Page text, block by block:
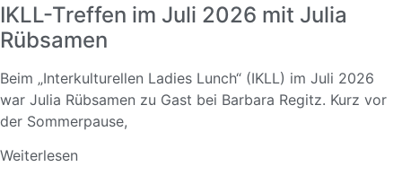
IKLL-Treffen im Juli 2026 mit Julia
Rübsamen
Beim „Interkulturellen Ladies Lunch“ (IKLL) im Juli 2026
war Julia Rübsamen zu Gast bei Barbara Regitz. Kurz vor
der Sommerpause,
Weiterlesen